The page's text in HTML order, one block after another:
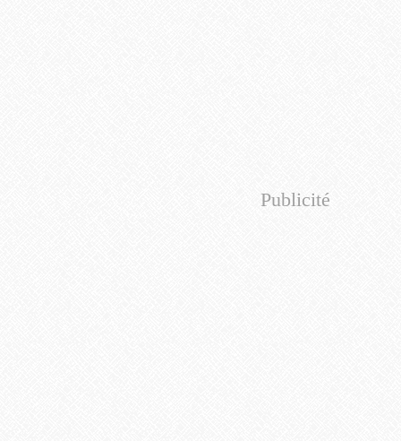
Publicité